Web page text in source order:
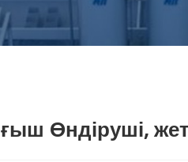
Өндіруші,